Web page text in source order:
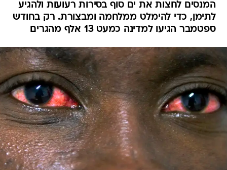
המנסים לחצות את ים סוף בסירות רעועות ולהגיע
לתימן, כדי להימלט ממלחמה ומבצורת. רק בחודש
ספטמבר הגיעו למדינה כמעט 13 אלף מהגרים